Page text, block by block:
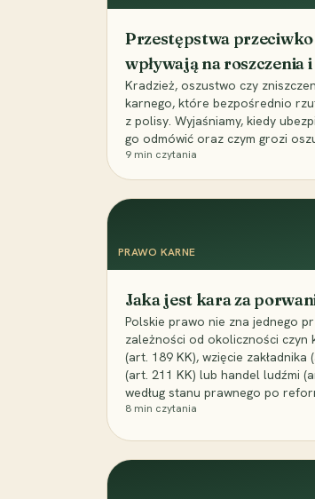
Przestępstwa
wpływają na roszczenia
Kradzież, oszustwo czy
karnego, które bezpośrednio
z polisy. Wyjaśniamy, kiedy
go odmówić oraz czym grozi
9 min czytania
PRAWO KARNE
Jaka jest kara za
Polskie prawo nie zna jednego
zależności od okoliczności czyn
(art. 189 KK), wzięcie
(art. 211 KK) lub handel ludźmi
według stanu prawnego po
8 min czytania